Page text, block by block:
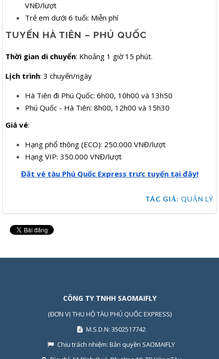
VNĐ/lượt
Trẻ em dưới 6 tuổi: Miễn phí
TUYẾN HÀ TIÊN – PHÚ QUỐC
Thời gian di chuyển: Khoảng 1 giờ 15 phút.
Lịch trình: 3 chuyến/ngày
Hà Tiên đi Phú Quốc: 6h00, 10h00 và 13h50
Phú Quốc - Hà Tiên: 8h00, 12h00 và 15h30
Giá vé:
Hạng phổ thông (ECO): 250.000 VNĐ/lượt
Hạng VIP: 350.000 VNĐ/lượt
Đặt vé tàu Phú Quốc Express trực tuyến tại đây!
TÁC GIẢ: QUẢN LÝ
CÔNG TY TNHH SAOMAIFLY
(ĐƠN VỊ THU HỘ TÀU PHÚ QUỐC EXPRESS)
M.S.D.N: 3502517742
Chịu trách nhiệm: Bản quyền SAOMAIFLY